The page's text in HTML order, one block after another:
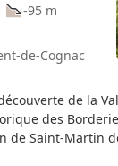
-95 m
de-Cognac
de la
des
de Saint-Martin